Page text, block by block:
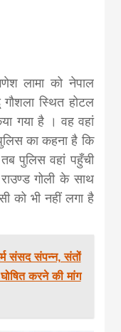
लामा को नेपाल
गौशला स्थित होटल
गया है । वह वहां
का कहना है कि
पुलिस वहां पहुँची
गोली के साथ
को भी नहीं लगा है
संसद संपन्न, संतों
घोषित करने की मांग